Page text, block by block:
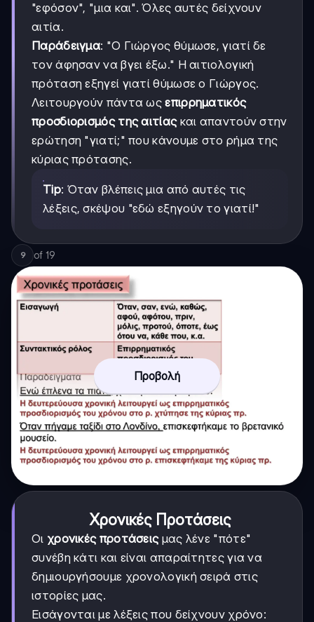
"εφόσον", "μια και". Όλες αυτές δείχνουν
αιτία.
Παράδειγμα: "Ο Γιώργος θύμωσε, γιατί δε
τον άφησαν να βγει έξω." Η αιτιολογική
πρόταση εξηγεί γιατί θύμωσε ο Γιώργος.
Λειτουργούν πάντα ωςεπιρρηματικός
προσδιορισμός της αιτίαςκαι απαντούν στην
ερώτηση "γιατί;" που κάνουμε στο ρήμα της
κύριας πρότασης.
Tip: Όταν βλέπεις μια από αυτές τις
λέξεις, σκέψου "εδώ εξηγούν το γιατί!"
9 of 19
Προβολή
Χρονικές Προτάσεις
Οι χρονικές προτάσειςμας λένε "πότε"
συνέβη κάτι και είναι απαραίτητες για να
δημιουργήσουμε χρονολογική σειρά στις
ιστορίες μας.
Εισάγονται με λέξεις που δείχνουν χρόνο: